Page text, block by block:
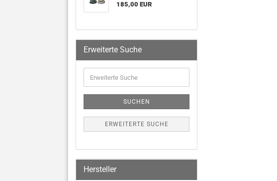
185,00 EUR
Erweiterte Suche
SUCHEN
ERWEITERTE SUCHE
Hersteller